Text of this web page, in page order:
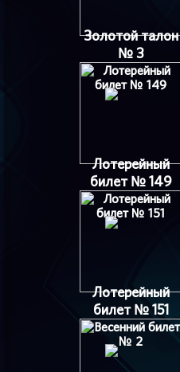
Золотой талон
№ 3
Лотерейный
билет № 149
Лотерейный
билет № 151